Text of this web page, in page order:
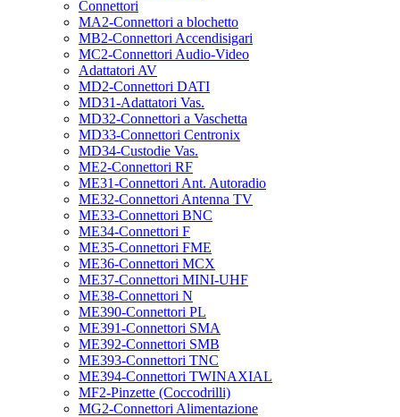
Connettori
MA2-Connettori a blochetto
MB2-Connettori Accendisigari
MC2-Connettori Audio-Video
Adattatori AV
MD2-Connettori DATI
MD31-Adattatori Vas.
MD32-Connettori a Vaschetta
MD33-Connettori Centronix
MD34-Custodie Vas.
ME2-Connettori RF
ME31-Connettori Ant. Autoradio
ME32-Connettori Antenna TV
ME33-Connettori BNC
ME34-Connettori F
ME35-Connettori FME
ME36-Connettori MCX
ME37-Connettori MINI-UHF
ME38-Connettori N
ME390-Connettori PL
ME391-Connettori SMA
ME392-Connettori SMB
ME393-Connettori TNC
ME394-Connettori TWINAXIAL
MF2-Pinzette (Coccodrilli)
MG2-Connettori Alimentazione